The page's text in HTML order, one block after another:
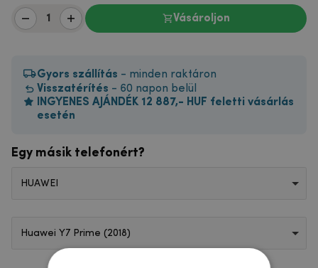
Vásároljon
Gyors szállítás - minden raktáron
Visszatérítés - 60 napon belül
INGYENES AJÁNDÉK 12 887,- HUF feletti vásárlás
esetén
Egy másik telefonért?
HUAWEI
Huawei Y7 Prime (2018)